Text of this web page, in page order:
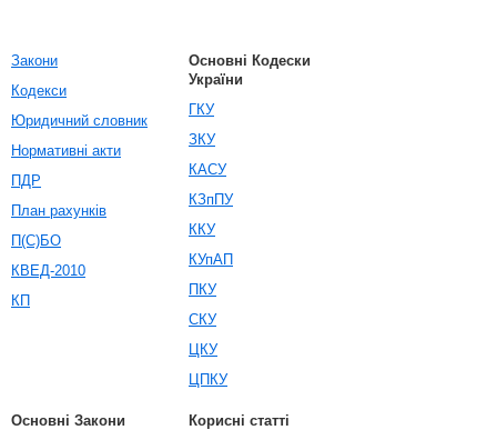
Закони
Кодекси
Юридичний словник
Нормативні акти
ПДР
План рахунків
П(С)БО
КВЕД-2010
КП
Основні Кодески
України
ГКУ
ЗКУ
КАСУ
КЗпПУ
ККУ
КУпАП
ПКУ
СКУ
ЦКУ
ЦПКУ
Основні Закони
Корисні статті